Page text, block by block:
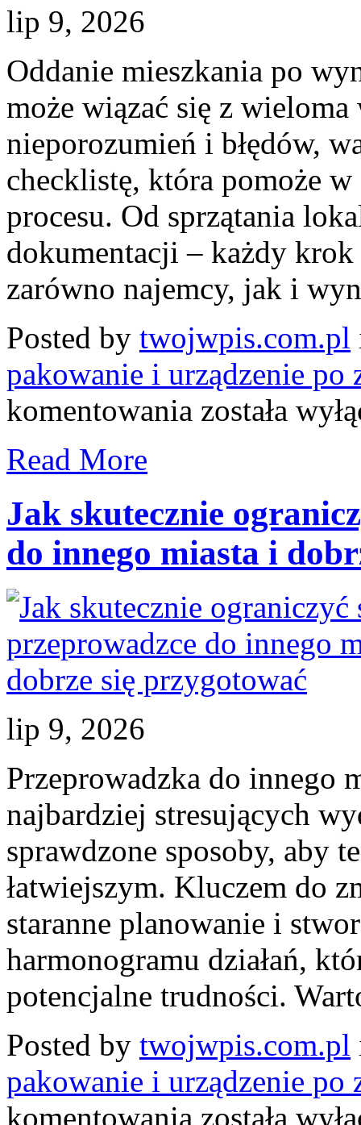
lip 9, 2026
Oddanie mieszkania po
może wiązać się z
nieporozumień i błędów,
checklistę, która pomoże
procesu. Od sprzątania
dokumentacji – każdy krok
zarówno najemcy, jak i
Posted by twojwpis.com.pl
pakowanie i urządzenie po
komentowania
mieszkania
kroku
z
najczęstszymi
błędami
i
praktycznymi
została
Read More
Jak skutecznie
do innego miasta i
lip 9, 2026
Przeprowadzka do innego
najbardziej stresujących
sprawdzone sposoby, aby
łatwiejszym. Kluczem do
staranne planowanie i
harmonogramu działań,
potencjalne trudności.
Posted by twojwpis.com.pl
pakowanie i urządzenie po
komentowania
skutecznie
została